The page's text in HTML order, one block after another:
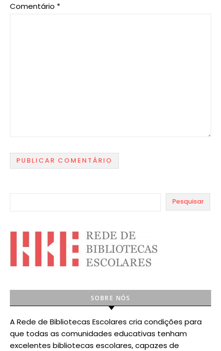
Comentário *
Pesquisar
SOBRE NÓS
A Rede de Bibliotecas Escolares cria condições para
que todas as comunidades educativas tenham
excelentes bibliotecas escolares, capazes de